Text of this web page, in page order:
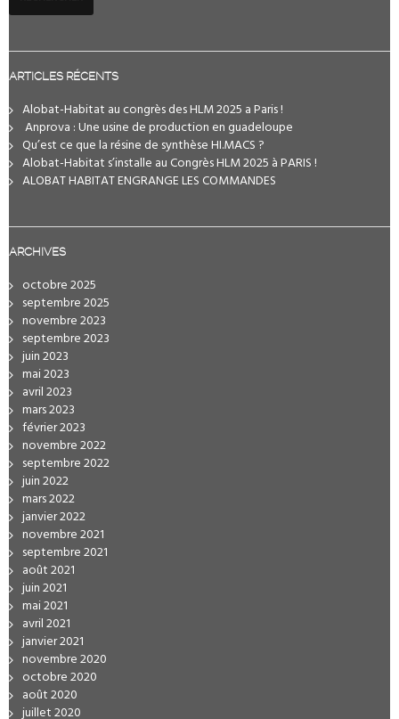
ARTICLES RÉCENTS
Alobat-Habitat au congrès des HLM 2025 a Paris !
️ Anprova : Une usine de production en guadeloupe
Qu’est ce que la résine de synthèse HI.MACS ?
Alobat-Habitat s’installe au Congrès HLM 2025 à PARIS !
ALOBAT HABITAT ENGRANGE LES COMMANDES
ARCHIVES
octobre 2025
septembre 2025
novembre 2023
septembre 2023
juin 2023
mai 2023
avril 2023
mars 2023
février 2023
novembre 2022
septembre 2022
juin 2022
mars 2022
janvier 2022
novembre 2021
septembre 2021
août 2021
juin 2021
mai 2021
avril 2021
janvier 2021
novembre 2020
octobre 2020
août 2020
juillet 2020